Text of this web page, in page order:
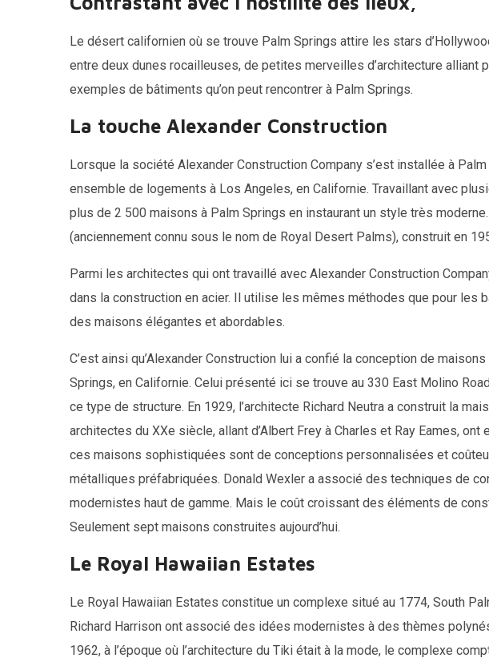
Le désert californien où se trouve Palm Springs attire les stars
entre deux dunes rocailleuses, de petites merveilles d’architecture alliant
exemples de bâtiments qu’on peut rencontrer à Palm Springs.
La touche Alexander Construction
Lorsque la société Alexander Construction Company s’est installée à
ensemble de logements à Los Angeles, en Californie. Travaillant avec
plus de 2 500 maisons à Palm Springs en instaurant un style très
(anciennement connu sous le nom de Royal Desert Palms), construit en
Parmi les architectes qui ont travaillé avec Alexander Construction
dans la construction en acier. Il utilise les mêmes méthodes que pour les
des maisons élégantes et abordables.
C’est ainsi qu’Alexander Construction lui a confié la conception de
Springs, en Californie. Celui présenté ici se trouve au 330 East Molino
ce type de structure. En 1929, l’architecte Richard Neutra a construit la
architectes du XXe siècle, allant d’Albert Frey à Charles et Ray Eames,
ces maisons sophistiquées sont de conceptions personnalisées et
métalliques préfabriquées. Donald Wexler a associé des techniques de
modernistes haut de gamme. Mais le coût croissant des éléments de
Seulement sept maisons construites aujourd’hui.
Le Royal Hawaiian Estates
Le Royal Hawaiian Estates constitue un complexe situé au 1774, South
Richard Harrison ont associé des idées modernistes à des thèmes
1962, à l’époque où l’architecture du Tiki était à la mode, le complexe